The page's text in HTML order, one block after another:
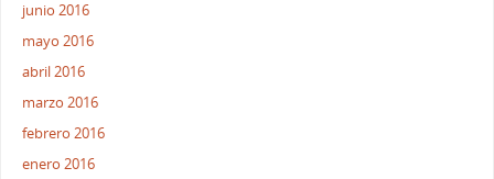
junio 2016
mayo 2016
abril 2016
marzo 2016
febrero 2016
enero 2016